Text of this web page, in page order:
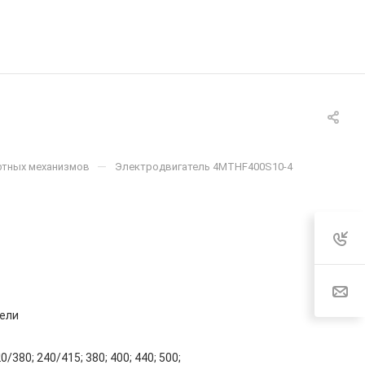
механизмов — Электродвигатель 4MTHF400S10-4
380; 240/415; 380; 400; 440; 500;